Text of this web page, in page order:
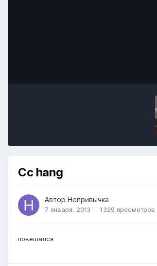
Cc hang
Автор Непривычка
7 января, 2013 1 329 просмотров
повешался